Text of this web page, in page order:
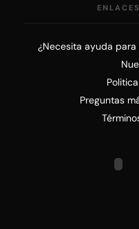
¿Necesita ayuda
Preguntas